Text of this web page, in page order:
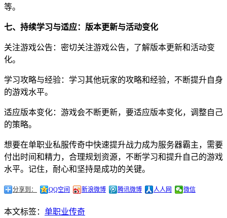
等。
七、持续学习与适应：版本更新与活动变化
关注游戏公告：密切关注游戏公告，了解版本更新和活动变
化。
学习攻略与经验：学习其他玩家的攻略和经验，不断提升自身
的游戏水平。
适应版本变化：游戏会不断更新，要适应版本变化，调整自己
的策略。
想要在单职业私服传奇中快速提升战力成为服务器霸主，需要
付出时间和精力，合理规划资源，不断学习和提升自己的游戏
水平。记住，耐心和坚持是成功的关键。
分享到： QQ空间 新浪微博 腾讯微博 人人网 微信
本文标签： 单职业传奇